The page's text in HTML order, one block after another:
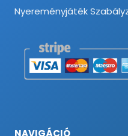
Nyereményjáték
NAVIGÁCIÓ